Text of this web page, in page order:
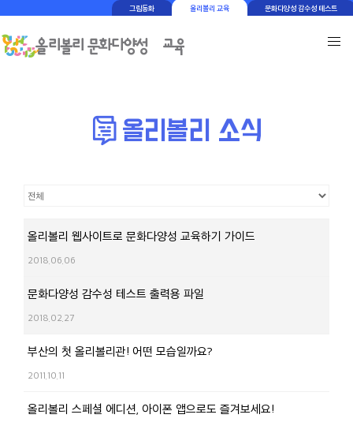
그림동화 올리볼리 교육 문화다양성 감수성 테스트
올리볼리 웹사이트로 문화다양성 교육하기 가이드
2018.06.06
문화다양성 감수성 테스트 출력용 파일
2018.02.27
부산의 첫 올리볼리관! 어떤 모습일까요?
2011.10.11
올리볼리 스페셜 에디션, 아이폰 앱으로도 즐겨보세요!